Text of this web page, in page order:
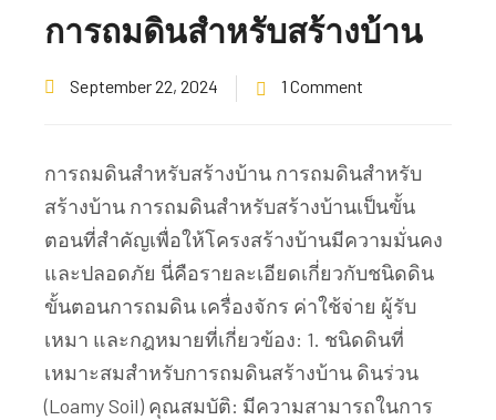
การถมดินสำหรับสร้างบ้าน
September 22, 2024 1 Comment
การถมดินสำหรับสร้างบ้าน การถมดินสำหรับ
สร้างบ้าน การถมดินสำหรับสร้างบ้านเป็นขั้น
ตอนที่สำคัญเพื่อให้โครงสร้างบ้านมีความมั่นคง
และปลอดภัย นี่คือรายละเอียดเกี่ยวกับชนิดดิน
ขั้นตอนการถมดิน เครื่องจักร ค่าใช้จ่าย ผู้รับ
เหมา และกฎหมายที่เกี่ยวข้อง: 1. ชนิดดินที่
เหมาะสมสำหรับการถมดินสร้างบ้าน ดินร่วน
(Loamy Soil) คุณสมบัติ: มีความสามารถในการ